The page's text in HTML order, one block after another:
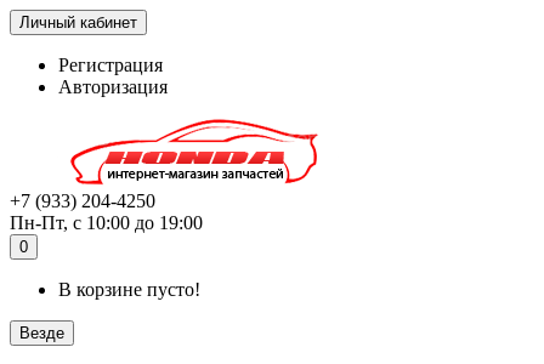
Личный кабинет
Регистрация
Авторизация
+7 (933) 204-4250
Пн-Пт, с 10:00 до 19:00
0
В корзине пусто!
Везде